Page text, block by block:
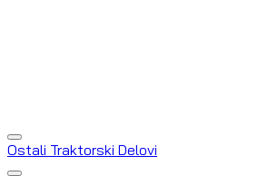
Ostali Traktorski Delovi